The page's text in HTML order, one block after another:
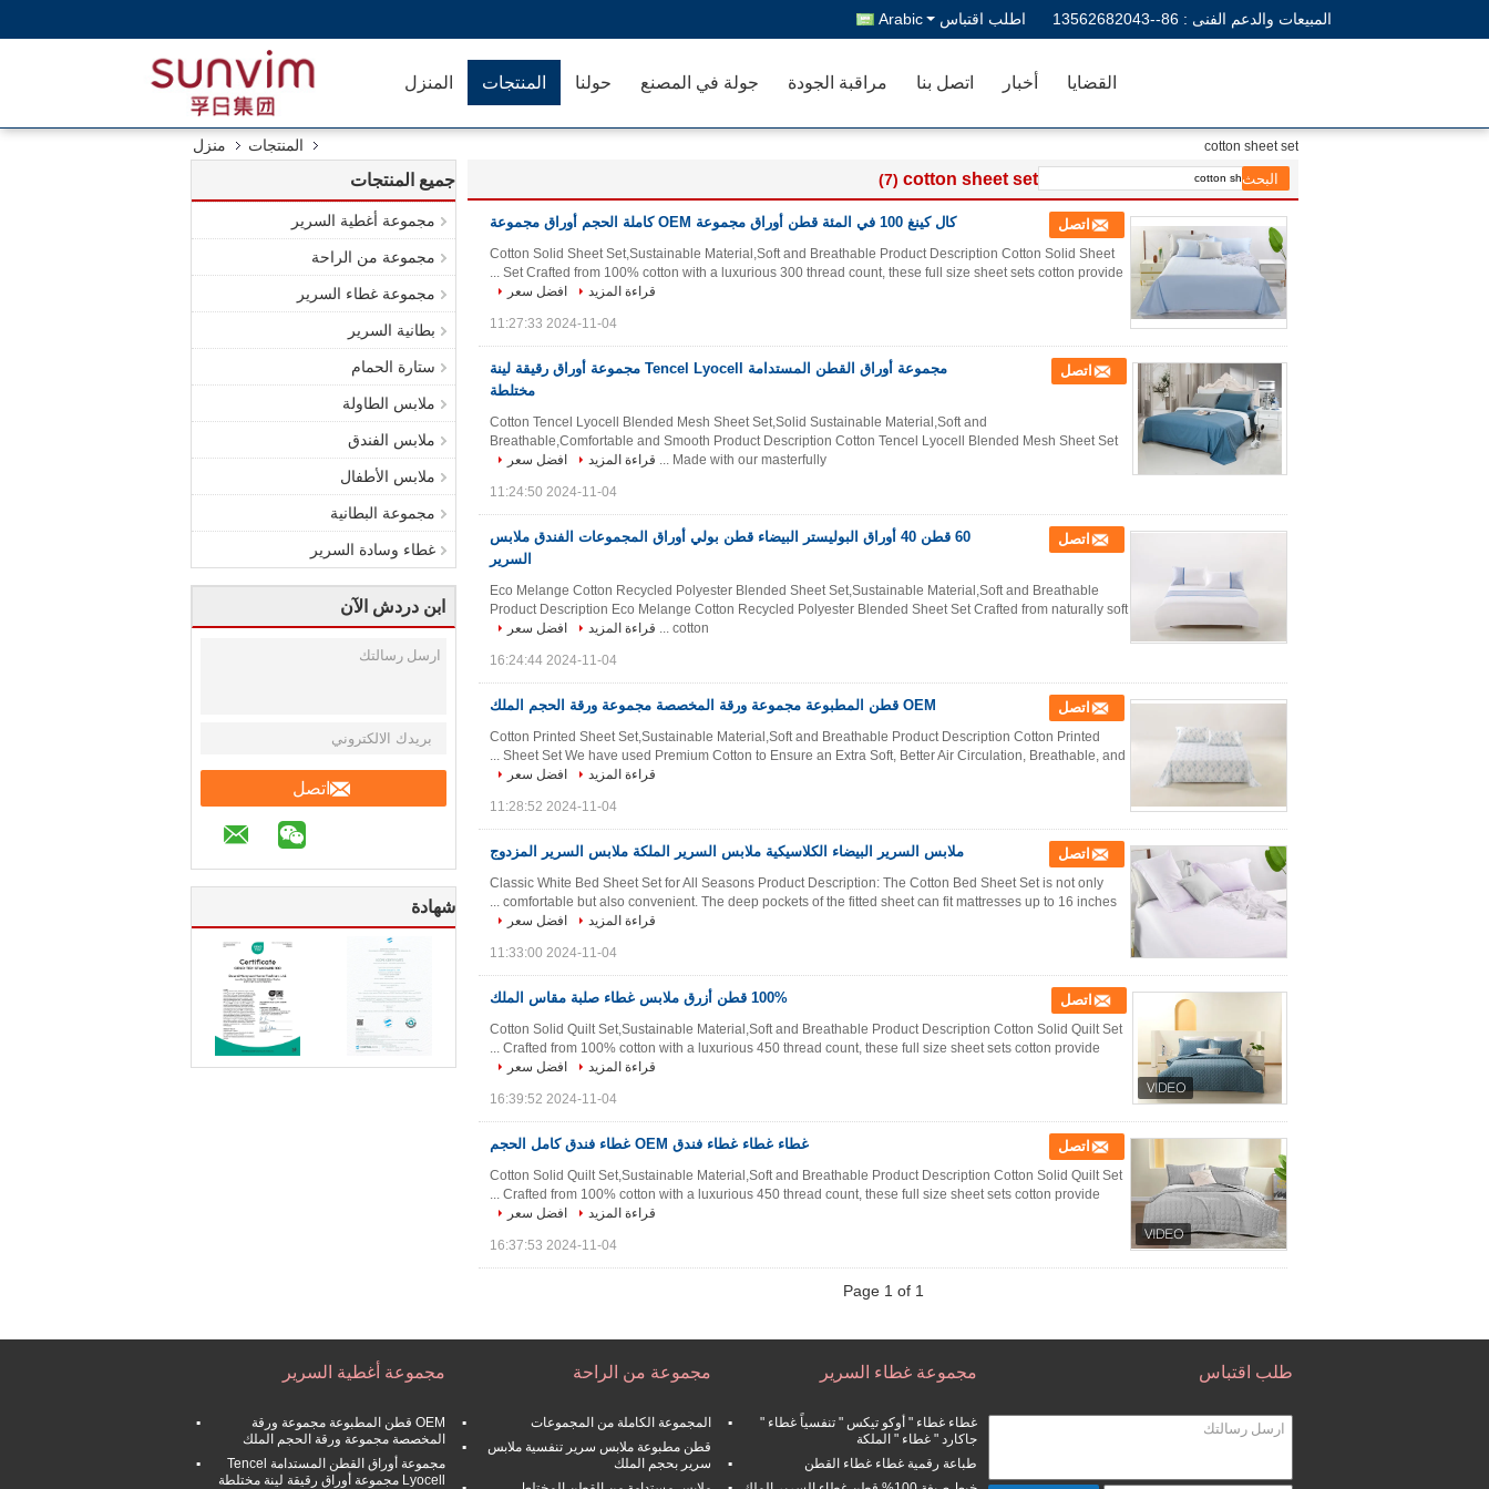
المبيعات والدعم الفنى : 86--13562682043 اطلب اقتباس Arabic
المنزل المنتجات حولنا جولة في المصنع مراقبة الجودة اتصل بنا أخبار القضايا
منزل المنتجات cotton sheet set
جميع المنتجات
مجموعة أغطية السرير
مجموعة من الراحة
مجموعة غطاء السرير
بطانية السرير
ستارة الحمام
ملابس الطاولة
ملابس الفندق
ملابس الأطفال
مجموعة البطانية
غطاء وسادة السرير
ابن دردش الآن
اتصل
شهادة
cotton sheet set
(7)
كال كينغ 100 في المئة قطن أوراق مجموعة OEM كاملة الحجم أوراق مجموعة اتصل
Cotton Solid Sheet Set,Sustainable Material,Soft and Breathable Product Description Cotton Solid Sheet
Set Crafted from 100% cotton with a luxurious 300 thread count, these full size sheet sets cotton provide ...
قراءة المزيد
افضل سعر
2024-11-04 11:27:33
مجموعة أوراق القطن المستدامة Tencel Lyocell مجموعة أوراق رقيقة لينة
مختلطة
اتصل
Cotton Tencel Lyocell Blended Mesh Sheet Set,Solid Sustainable Material,Soft and
Breathable,Comfortable and Smooth Product Description Cotton Tencel Lyocell Blended Mesh Sheet Set
Made with our masterfully ...
قراءة المزيد افضل سعر
2024-11-04 11:24:50
60 قطن 40 أوراق البوليستر البيضاء قطن بولي أوراق المجموعات الفندق ملابس
السرير
اتصل
Eco Melange Cotton Recycled Polyester Blended Sheet Set,Sustainable Material,Soft and Breathable
Product Description Eco Melange Cotton Recycled Polyester Blended Sheet Set Crafted from naturally soft
cotton ...
قراءة المزيد افضل سعر
2024-11-04 16:24:44
OEM قطن المطبوعة مجموعة ورقة المخصصة مجموعة ورقة الحجم الملك اتصل
Cotton Printed Sheet Set,Sustainable Material,Soft and Breathable Product Description Cotton Printed
Sheet Set We have used Premium Cotton to Ensure an Extra Soft, Better Air Circulation, Breathable, and ...
قراءة المزيد
افضل سعر
2024-11-04 11:28:52
ملابس السرير البيضاء الكلاسيكية ملابس السرير الملكة ملابس السرير المزدوج اتصل
Classic White Bed Sheet Set for All Seasons Product Description: The Cotton Bed Sheet Set is not only
comfortable but also convenient. The deep pockets of the fitted sheet can fit mattresses up to 16 inches ...
قراءة المزيد
افضل سعر
2024-11-04 11:33:00
100% قطن أزرق ملابس غطاء صلبة مقاس الملك اتصل
Cotton Solid Quilt Set,Sustainable Material,Soft and Breathable Product Description Cotton Solid Quilt Set
Crafted from 100% cotton with a luxurious 450 thread count, these full size sheet sets cotton provide ...
قراءة المزيد
افضل سعر
2024-11-04 16:39:52
غطاء غطاء غطاء فندق OEM غطاء فندق كامل الحجم اتصل
Cotton Solid Quilt Set,Sustainable Material,Soft and Breathable Product Description Cotton Solid Quilt Set
Crafted from 100% cotton with a luxurious 450 thread count, these full size sheet sets cotton provide ...
قراءة المزيد
افضل سعر
2024-11-04 16:37:53
Page 1 of 1
مجموعة أغطية السرير
OEM قطن المطبوعة مجموعة ورقة
المخصصة مجموعة ورقة الحجم الملك
مجموعة أوراق القطن المستدامة Tencel
Lyocell مجموعة أوراق رقيقة لينة مختلطة
مجموعة من الراحة
المجموعة الكاملة من المجموعات
قطن مطبوعة ملابس سرير تنفسية ملابس
سرير بحجم الملك
مجموعة غطاء السرير
غطاء غطاء " أوكو تيكس " تنفسياً غطاء "
جاكارد " غطاء " الملكة
طباعة رقمية غطاء غطاء القطن
طلب اقتباس